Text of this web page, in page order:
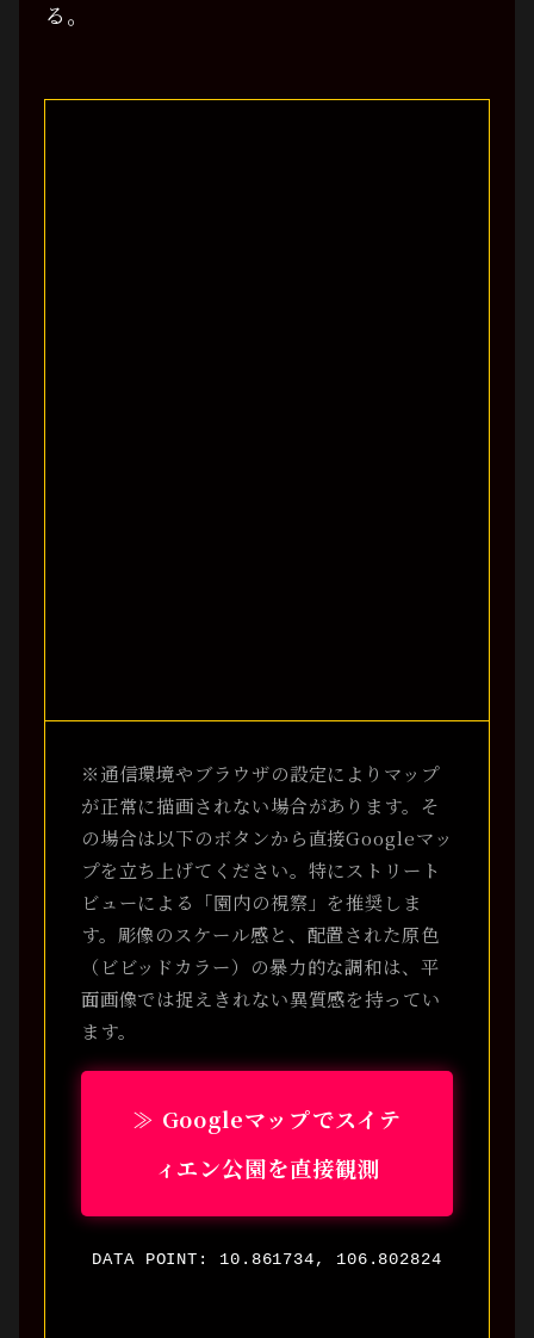
る。
※通信環境やブラウザの設定によりマップ
が正常に描画されない場合があります。そ
の場合は以下のボタンから直接Googleマッ
プを立ち上げてください。特にストリート
ビューによる「園内の視察」を推奨しま
す。彫像のスケール感と、配置された原色
（ビビッドカラー）の暴力的な調和は、平
面画像では捉えきれない異質感を持ってい
ます。
≫ Googleマップでスイテ
ィエン公園を直接観測
DATA POINT: 10.861734, 106.802824